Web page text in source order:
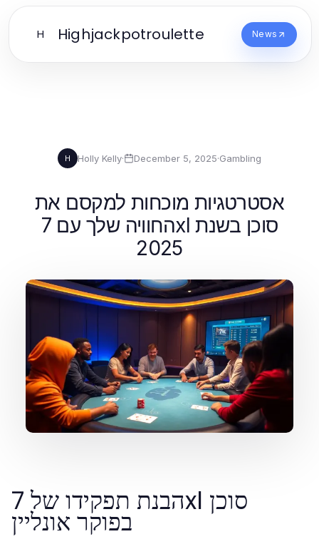
H Highjackpotroulette News
H Holly Kelly· December 5, 2025·Gambling
אסטרטגיות מוכחות למקסם את
החוויה שלך עם 7xl סוכן בשנת
2025
הבנת תפקידו של 7xl סוכן
בפוקר אונליין